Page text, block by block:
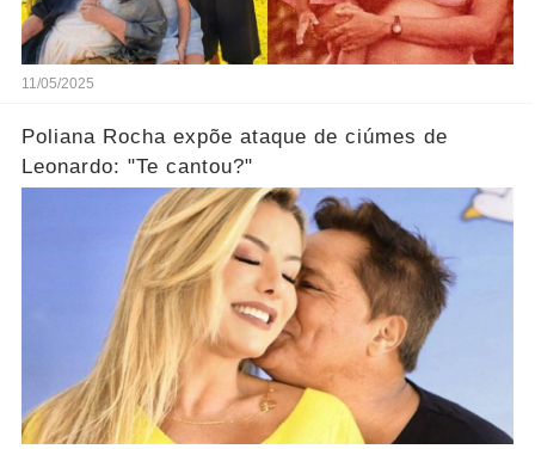
11/05/2025
Poliana Rocha expõe ataque de ciúmes de
Leonardo: "Te cantou?"